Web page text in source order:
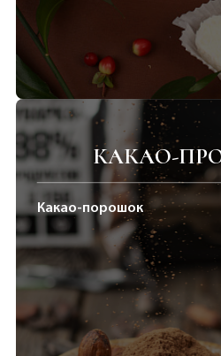
КАКАО-
Какао-порошок